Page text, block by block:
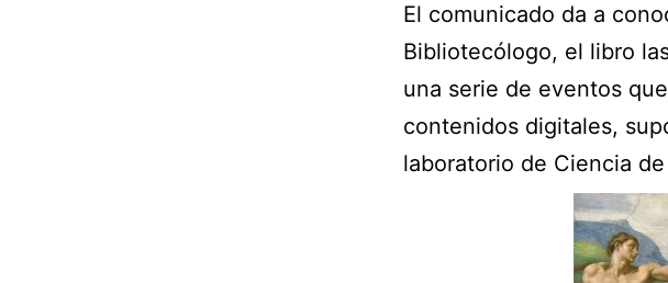
El comunicado da a
Bibliotecólogo, el libro
una serie de eventos
contenidos digitales,
laboratorio de Ciencia